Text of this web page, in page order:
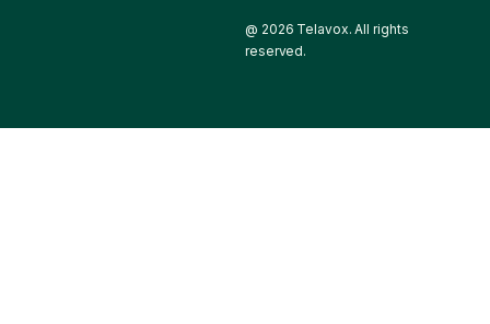
@ 2026 Telavox. All rights
reserved.